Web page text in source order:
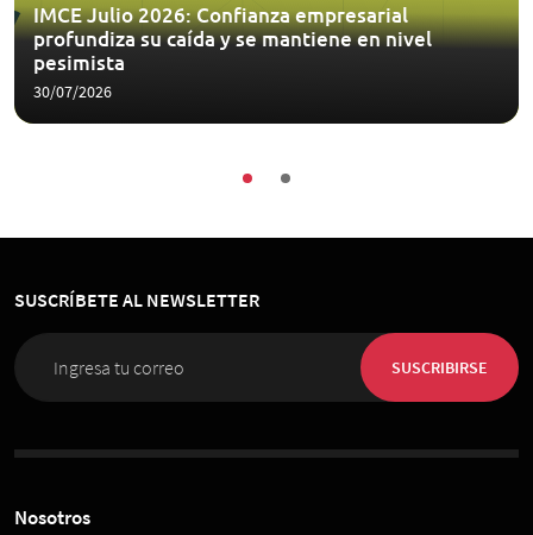
IMCE Julio 2026: Confianza empresarial
profundiza su caída y se mantiene en nivel
pesimista
30/07/2026
SUSCRÍBETE AL NEWSLETTER
SUSCRIBIRSE
Nosotros